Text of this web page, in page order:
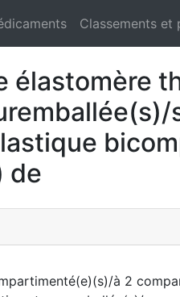
Classements et
élastomère
de
à 2